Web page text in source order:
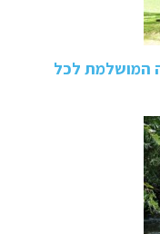
המושלמת לכל